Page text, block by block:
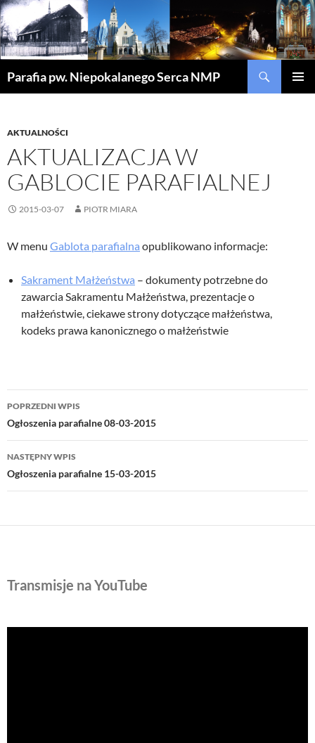
Parafia pw. Niepokalanego Serca NMP
AKTUALNOŚCI
AKTUALIZACJA W
GABLOCIE PARAFIALNEJ
2015-03-07 PIOTR MIARA
W menu Gablota parafialna opublikowano informacje:
Sakrament Małżeństwa – dokumenty potrzebne do
zawarcia Sakramentu Małżeństwa, prezentacje o
małżeństwie, ciekawe strony dotyczące małżeństwa,
kodeks prawa kanonicznego o małżeństwie
Nawigacja
wpisu
POPRZEDNI WPIS
Ogłoszenia parafialne 08-03-2015
NASTĘPNY WPIS
Ogłoszenia parafialne 15-03-2015
Transmisje na YouTube